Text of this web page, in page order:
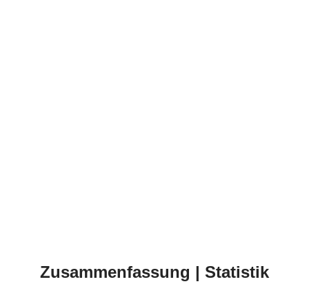
Zusammenfassung | Statistik